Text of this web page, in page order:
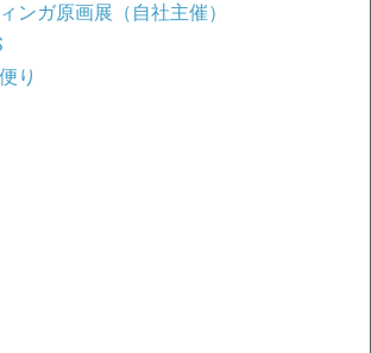
ンガ原画展（自社主催）
り